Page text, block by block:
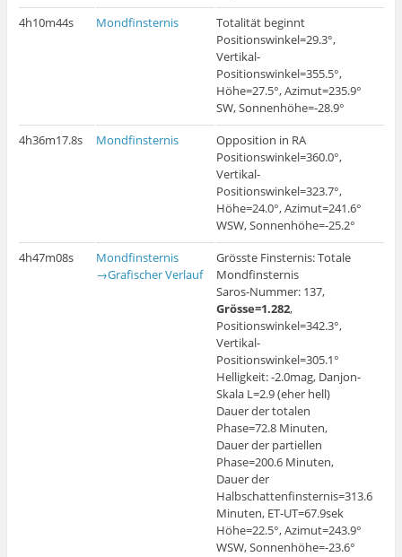
4h10m44s
Mondfinsternis
Totalität beginnt
Positionswinkel=29.3°,
Vertikal-
Positionswinkel=355.5°,
Höhe=27.5°, Azimut=235.9°
SW, Sonnenhöhe=-28.9°
4h36m17.8s
Mondfinsternis
Opposition in RA
Positionswinkel=360.0°,
Vertikal-
Positionswinkel=323.7°,
Höhe=24.0°, Azimut=241.6°
WSW, Sonnenhöhe=-25.2°
4h47m08s
Mondfinsternis
→Grafischer Verlauf
Grösste Finsternis: Totale
Mondfinsternis
Saros-Nummer: 137,
Grösse=1.282,
Positionswinkel=342.3°,
Vertikal-
Positionswinkel=305.1°
Helligkeit: -2.0mag, Danjon-
Skala L=2.9 (eher hell)
Dauer der totalen
Phase=72.8 Minuten,
Dauer der partiellen
Phase=200.6 Minuten,
Dauer der
Halbschattenfinsternis=313.6
Minuten, ET-UT=67.9sek
Höhe=22.5°, Azimut=243.9°
WSW, Sonnenhöhe=-23.6°